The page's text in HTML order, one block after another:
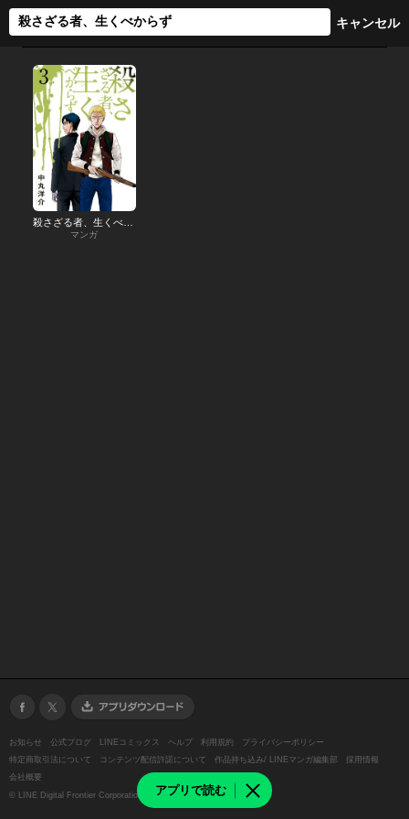
アプリで読む
マンガ
お知らせ 公式ブログ LINEコミックス ヘルプ 利用規約
プライバシーポリシー
特定商取引法について
コンテンツ配信許諾について 作品持ち込み/ LINEマンガ編集部
採用情報
会社概要
© LINE Digital Frontier Corporation